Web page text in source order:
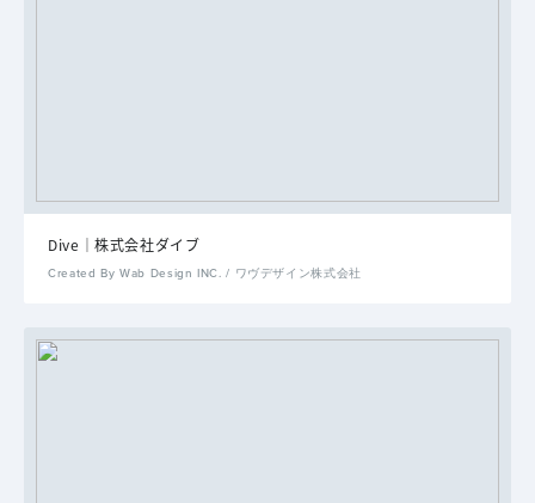
Dive｜株式会社ダイブ
Created By Wab Design INC. / ワヴデザイン株式会社